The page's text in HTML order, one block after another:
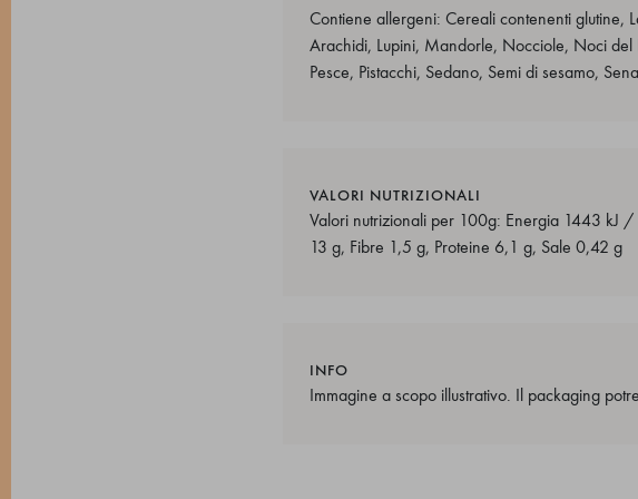
Contiene allergeni: Cereali contenenti glutine,
Arachidi, Lupini, Mandorle, Nocciole, Noci
Pesce, Pistacchi, Sedano, Semi di sesamo,
VALORI NUTRIZIONALI
Valori nutrizionali per 100g: Energia 1443 kJ
13 g, Fibre 1,5 g, Proteine 6,1 g, Sale 0,42 g
INFO
Immagine a scopo illustrativo. Il packaging